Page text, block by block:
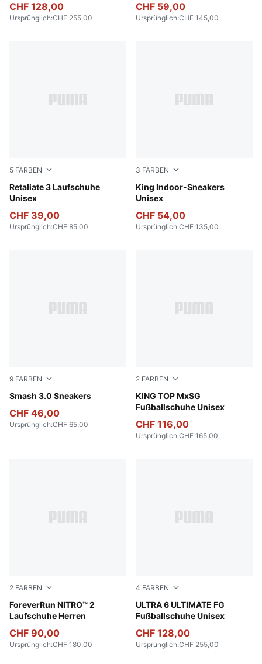
CHF 128,00
Ursprünglich:CHF 255,00
CHF 59,00
Ursprünglich:CHF 145,00
5 FARBEN
Retaliate 3 Laufschuhe
Unisex
PUMA White-Feather Gray
CHF 39,00
Ursprünglich:CHF 85,00
3 FARBEN
King Indoor-Sneakers
Unisex
PUMA White-PUMA Black
CHF 54,00
Ursprünglich:CHF 135,00
9 FARBEN
Smash 3.0 Sneakers
PUMA White-PUMA White-PUMA Gold
CHF 46,00
Ursprünglich:CHF 65,00
2 FARBEN
KING TOP MxSG
Fußballschuhe Unisex
PUMA White-PUMA Black
CHF 116,00
Ursprünglich:CHF 165,00
2 FARBEN
ForeverRun NITRO™ 2
Laufschuhe Herren
Vibrant Silver-Apple Spritz
CHF 90,00
Ursprünglich:CHF 180,00
4 FARBEN
ULTRA 6 ULTIMATE FG
Fußballschuhe Unisex
Ultra Blue-PUMA White-
CHF 128,00
Ursprünglich:CHF 255,00